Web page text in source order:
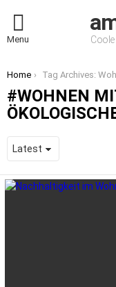
Menu
You are here:
Home Tag Archives: Wohnen mit geringem ökologischen Fußabdruck
WOHNEN